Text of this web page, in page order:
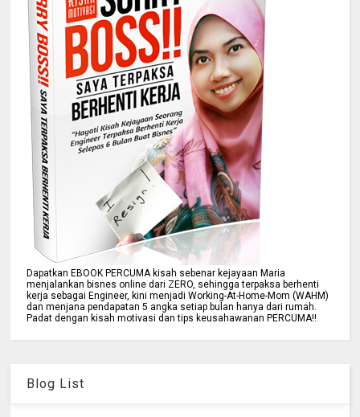
Dapatkan EBOOK PERCUMA kisah sebenar kejayaan Maria
menjalankan bisnes online dari ZERO, sehingga terpaksa berhenti
kerja sebagai Engineer, kini menjadi Working-At-Home-Mom (WAHM)
dan menjana pendapatan 5 angka setiap bulan hanya dari rumah.
Padat dengan kisah motivasi dan tips keusahawanan PERCUMA!!
Blog List